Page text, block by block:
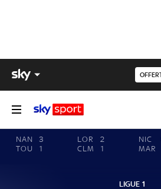
NAN
3
TOU
1
LOR
2
CLM
1
NIC
MAR
LIGUE 1